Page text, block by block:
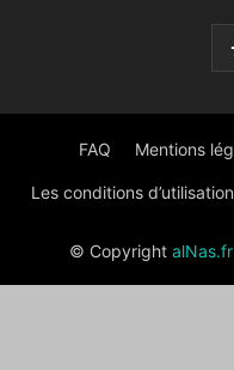
FAQ Mentions
Les conditions d’utilisation
© Copyright alNas.fr